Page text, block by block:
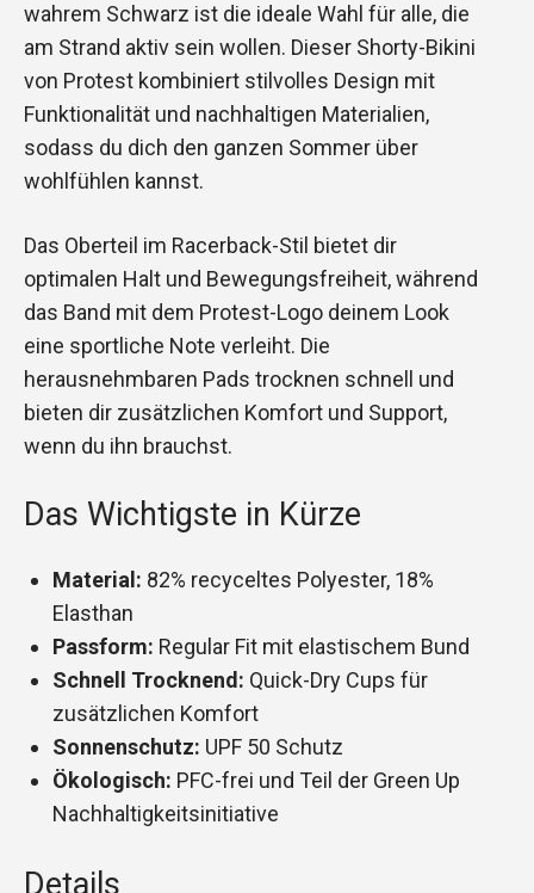
wahrem Schwarz ist die ideale Wahl für alle, die
am Strand aktiv sein wollen. Dieser Shorty-Bikini
von Protest kombiniert stilvolles Design mit
Funktionalität und nachhaltigen Materialien,
sodass du dich den ganzen Sommer über
wohlfühlen kannst.
Das Oberteil im Racerback-Stil bietet dir
optimalen Halt und Bewegungsfreiheit, während
das Band mit dem Protest-Logo deinem Look
eine sportliche Note verleiht. Die
herausnehmbaren Pads trocknen schnell und
bieten dir zusätzlichen Komfort und Support,
wenn du ihn brauchst.
Das Wichtigste in Kürze
Material: 82% recyceltes Polyester, 18%
Elasthan
Passform: Regular Fit mit elastischem Bund
Schnell Trocknend: Quick-Dry Cups für
zusätzlichen Komfort
Sonnenschutz: UPF 50 Schutz
Ökologisch: PFC-frei und Teil der Green Up
Nachhaltigkeitsinitiative
Details